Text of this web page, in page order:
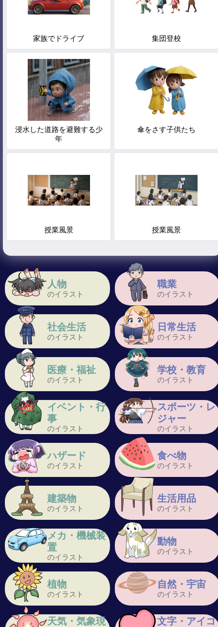
人物
のイラスト
職業
のイラスト
社会生活
のイラスト
日常生活
のイラスト
医療・福祉
のイラスト
学校・教育
のイラスト
イベント・行
事
のイラスト
スポーツ・レ
ジャー
のイラスト
ハザード
のイラスト
食べ物
のイラスト
建築物
のイラスト
生活用品
のイラスト
メカ・機械装
置
のイラスト
動物
のイラスト
植物
のイラスト
自然・宇宙
のイラスト
天気・気象現
文字・アイコ
家族でドライブ 集団登校
浸水した道路を避難する少
年
傘をさす子供たち
授業風景 授業風景